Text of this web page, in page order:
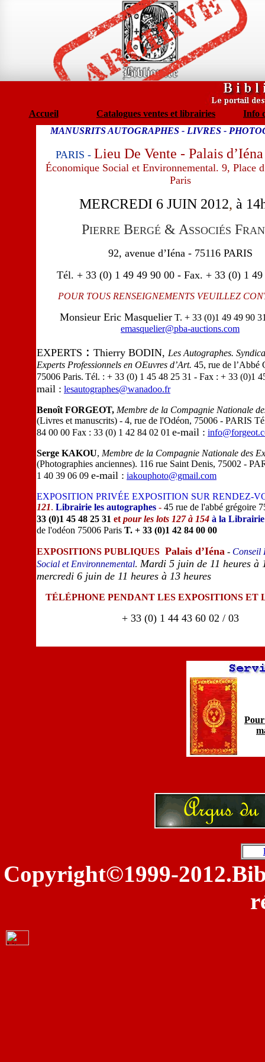
Accueil Catalogues ventes et librairies
Info
MANUSRITS AUTOGRAPHES - LIVRES -
PARIS - Lieu De Vente - Palais d’Iéna
Économique Social et Environnemental. 9, Place
Paris
MERCREDI 6 JUIN 2012, à
PIERRE BERGÉ & ASSOCIÉS F
92, avenue d’Iéna - 75116 PARIS
Tél. + 33 (0) 1 49 49 90 00 - Fax. + 33 (0) 1 49
POUR TOUS RENSEIGNEMENTS VEUILLEZ
Monsieur Eric MasquelierT. + 33 (0)1 49 49 90
emasquelier@pba-auctions.com
EXPERTS : Thierry BODIN, Les Autographes.
Experts Professionnels en OEuvres d’Art. 45, rue de l’Abbé
75006 Paris. Tél. : + 33 (0) 1 45 48 25 31 - Fax : + 33 (0)1
mail : lesautographes@wanadoo.fr
Benoît FORGEOT, Membre de la Compagnie Nationale
(Livres et manuscrits) - 4, rue de l'Odéon, 75006 - PARIS
84 00 00 Fax : 33 (0) 1 42 84 02 01 e-mail :
Serge KAKOU, Membre de la Compagnie Nationale des
(Photographies anciennes). 116 rue Saint Denis, 75002 -
1 40 39 06 09 e-mail : iakouphoto@gmail.com
EXPOSITION PRIVÉE EXPOSITION SUR RENDEZ-
121. Librairie les autographes - 45 rue de l'abbé grégoire
33 (0)1 45 48 25 31 et pour les lots 127 à 154 à la
de l'odéon 75006 Paris T. + 33 (0)1 42 84 00 00
EXPOSITIONS PUBLIQUES Palais d’Iéna - Conseil
Social et Environnemental. Mardi 5 juin de 11 heures à
mercredi 6 juin de 11 heures à 13 heures
TÉLÉPHONE PENDANT LES EXPOSITIONS ET
+ 33 (0) 1 44 43 60 02 / 03
Copyright©1999-